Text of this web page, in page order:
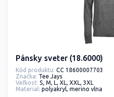
Pánsky sveter (18.6000)
Kód produktu: CC 18600007703
Značka: Tee Jays
Veľkosť: S, M, L, XL, XXL, 3XL
Material: polyakryl, merino vlna